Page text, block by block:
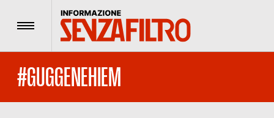
Menu
#GUGGENEHIEM